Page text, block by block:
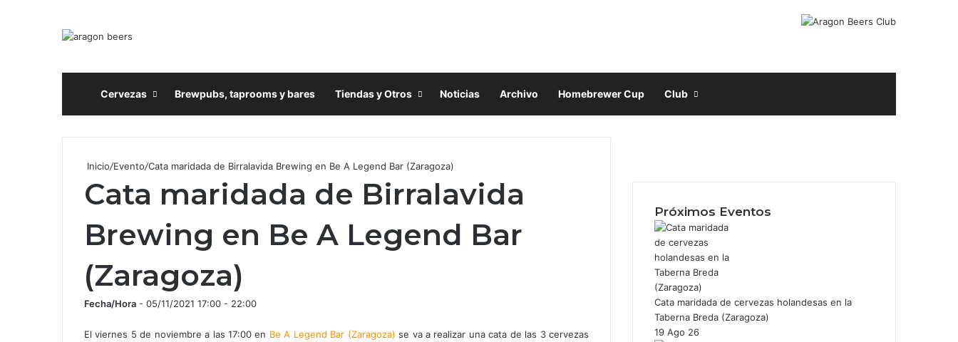
InicioCervezas Brewpubs, taprooms y bares Tiendas y Otros Noticias Archivo Homebrewer Cup Club
Inicio/Evento/Cata maridada de Birralavida Brewing en Be A Legend Bar (Zaragoza)
Cata maridada de Birralavida
Brewing en Be A Legend Bar
(Zaragoza)
Fecha/Hora - 05/11/2021 17:00 - 22:00
El viernes 5 de noviembre a las 17:00 en Be A Legend Bar (Zaragoza) se va a realizar una cata de las 3 cervezas
Próximos Eventos
Cata maridada de cervezas holandesas en la
Taberna Breda (Zaragoza)
19 Ago 26